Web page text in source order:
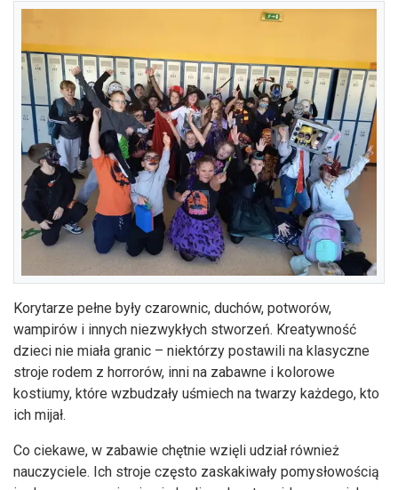
Korytarze pełne były czarownic, duchów, potworów,
wampirów i innych niezwykłych stworzeń. Kreatywność
dzieci nie miała granic – niektórzy postawili na klasyczne
stroje rodem z horrorów, inni na zabawne i kolorowe
kostiumy, które wzbudzały uśmiech na twarzy każdego, kto
ich mijał.
Co ciekawe, w zabawie chętnie wzięli udział również
nauczyciele. Ich stroje często zaskakiwały pomysłowością